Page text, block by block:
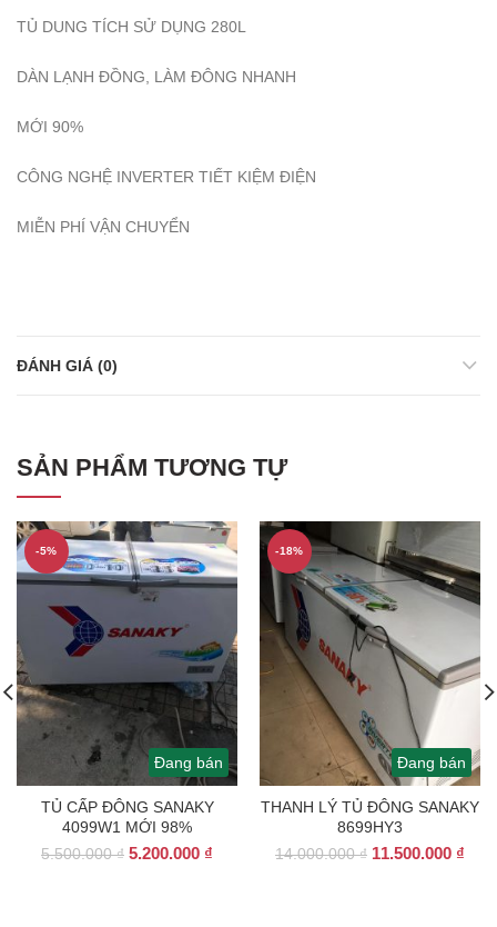
TỦ DUNG TÍCH SỬ DỤNG 280L
DÀN LẠNH ĐỒNG, LÀM ĐÔNG NHANH
MỚI 90%
CÔNG NGHỆ INVERTER TIẾT KIỆM ĐIỆN
MIỄN PHÍ VẬN CHUYỂN
ĐÁNH GIÁ (0)
SẢN PHẨM TƯƠNG TỰ
Đang bán
-5%
TỦ CẤP ĐÔNG SANAKY
4099W1 MỚI 98%
5.500.000₫ Giá
5.200.000 ₫
Đang bán
-18%
THANH LÝ TỦ ĐÔNG SANAKY
8699HY3
14.000.000₫ Giá
11.500.000 ₫